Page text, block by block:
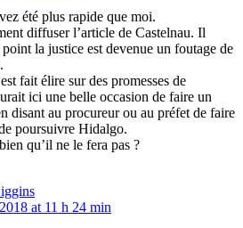
été plus rapide que moi.
diffuser l’article de Castelnau. Il
la justice est devenue un foutage de
fait élire sur des promesses de
ici une belle occasion de faire un
disant au procureur ou au préfet de faire
poursuivre Hidalgo.
qu’il ne le fera pas ?
at 11 h 24 min